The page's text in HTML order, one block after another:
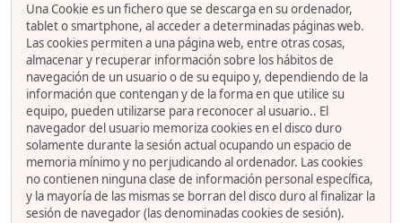
Una Cookie es un fichero que se descarga en su ordenador,
tablet o smartphone, al acceder a determinadas páginas web.
Las cookies permiten a una página web, entre otras cosas,
almacenar y recuperar información sobre los hábitos de
navegación de un usuario o de su equipo y, dependiendo de la
información que contengan y de la forma en que utilice su
equipo, pueden utilizarse para reconocer al usuario.. El
navegador del usuario memoriza cookies en el disco duro
solamente durante la sesión actual ocupando un espacio de
memoria mínimo y no perjudicando al ordenador. Las cookies
no contienen ninguna clase de información personal específica,
y la mayoría de las mismas se borran del disco duro al finalizar la
sesión de navegador (las denominadas cookies de sesión).